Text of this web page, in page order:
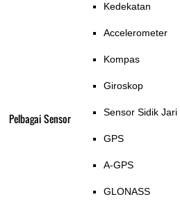
Pelbagai Sensor
Kedekatan
Accelerometer
Kompas
Giroskop
Sensor Sidik Jari
GPS
A-GPS
GLONASS